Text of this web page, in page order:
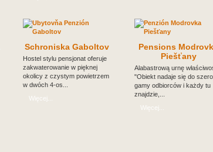
Schroniska Gaboltov
Hostel stylu pensjonat oferuje
zakwaterowanie w pięknej
okolicy z czystym powietrzem
w dwóch 4-os...
Więcej...
Pensions
Piešťany
Alabastrową urnę
"Obiekt nadaje się do
gamy odbiorców i każdy tu
znajdzie,...
Więcej...